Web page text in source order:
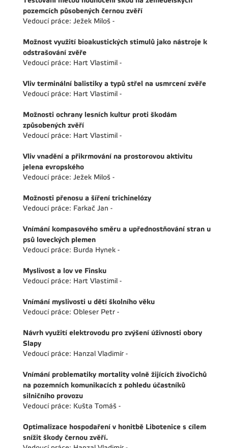
pozemcích působených černou zvěří
Vedoucí práce: Ježek Miloš -
Možnost využití bioakustických stimulů jako nástroje k
odstrašování zvěře
Vedoucí práce: Hart Vlastimil -
Vliv terminální balistiky a typů střel na usmrcení zvěře
Vedoucí práce: Hart Vlastimil -
Možnosti ochrany lesních kultur proti škodám
způsobených zvěří
Vedoucí práce: Hart Vlastimil -
Vliv vnadění a přikrmování na prostorovou aktivitu
jelena evropského
Vedoucí práce: Ježek Miloš -
Možnosti přenosu a šíření trichinelózy
Vedoucí práce: Farkač Jan -
Vnímání kompasového směru a upřednostňování stran u
psů loveckých plemen
Vedoucí práce: Burda Hynek -
Myslivost a lov ve Finsku
Vedoucí práce: Hart Vlastimil -
Vnímání myslivosti u dětí školního věku
Vedoucí práce: Obleser Petr -
Návrh využití elektrovodu pro zvýšení úživnosti obory
Slapy
Vedoucí práce: Hanzal Vladimír -
Vnímání problematiky mortality volně žijících živočichů
na pozemních komunikacích z pohledu účastníků
silničního provozu
Vedoucí práce: Kušta Tomáš -
Optimalizace hospodaření v honitbě Libotenice s cílem
snížit škody černou zvěří.